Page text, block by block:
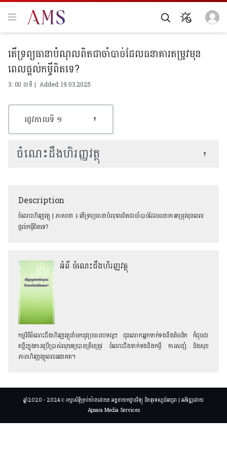
តើទ្រព្យធានាបំណុលពិតជាចាំបាច់ដែលធនាគារតម្រូវមុន
ពេលផ្ដល់កម្ចីពិតទេ?
3: 00 នាទី | Added: 19.03.2025
Description
ចំណេះហិរញ្ញវត្ថុ | ភាគ០៣ ៖ តើទ្រព្យធានាបំណុលពិតជាចាំបាច់ដែលធនាគារតម្រូវមុនពេល
ផ្ដល់កម្ចីពិតទេ?
អំពី ចំណេះដឹងហិរញ្ញវត្ថុ
កម្មវិធីចំណេះដឹងហិរញ្ញវត្ថុនាំមកនូវប្រធានបទល្អៗ ជូនលោកអ្នកទាក់ទងនឹងតិចនិក ក៏ដូចជា
គន្លឹះក្នុងការប្រើប្រាស់លុយឲ្យបានត្រឹមត្រូវ ចំណេះដឹងទាក់ទងនឹងកម្ចី ការសន្សំ និងសុខ
ភាពហិរញ្ញវត្ថុពេលអនាគត។
រដូវកាលទី​ ១
ចំណេះដឹងហិរញ្ញវត្ថុ
ឆ្នាំ2020 - 2024 © រក្សាសិទ្ធិគ្រប់យ៉ាងដោយ៖ អគ្គនាយកដ្ឋានវិទ្យុ និងទូរទស្សន៍អប្សរា | អភិវឌ្ឍដោយ
Apsara Media Services